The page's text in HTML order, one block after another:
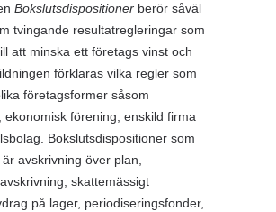
Bokslutsdispositioner berör såväl
tvingande resultatregleringar som
att minska ett företags vinst och
förklaras vilka regler som
företagsformer såsom
ekonomisk förening, enskild firma
Bokslutsdispositioner som
avskrivning över plan,
skattemässigt
på lager, periodiseringsfonder,